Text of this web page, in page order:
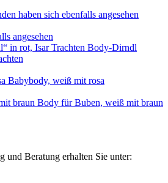
haben sich ebenfalls angesehen
angesehen
Body-Dirndl
Babybody, weiß mit rosa
Body für Buben, weiß mit braun
und Beratung erhalten Sie unter: